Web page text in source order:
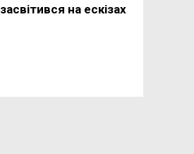
засвітився на ескізах